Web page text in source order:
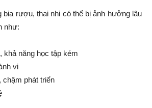
bia rượu, thai nhi có thể bị ảnh hưởng lâu
như:
khả năng học tập kém
vi
chậm phát triển